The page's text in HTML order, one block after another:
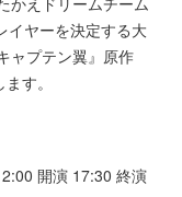
イヤーを決定する大
ャプテン翼』原作
す。
開演 17:30 終演